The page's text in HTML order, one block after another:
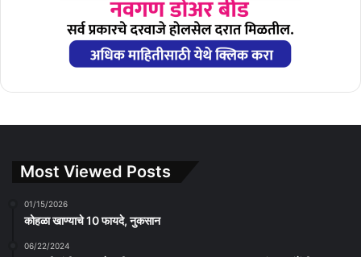
Most Viewed Posts
01/15/2026
कोहळा खाण्याचे 10 फायदे, नुकसान
06/22/2024